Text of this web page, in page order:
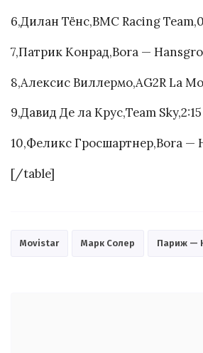
6,Дилан Тёнс,BMC Racing
7,Патрик Конрад,Bora —
8,Алексис Виллермо,AG2R La
9,Давид Де ла Крус,Team Sky,2:15
10,Феликс Гросшартнер,Bora —
[/table]
Movistar Марк Солер Париж —